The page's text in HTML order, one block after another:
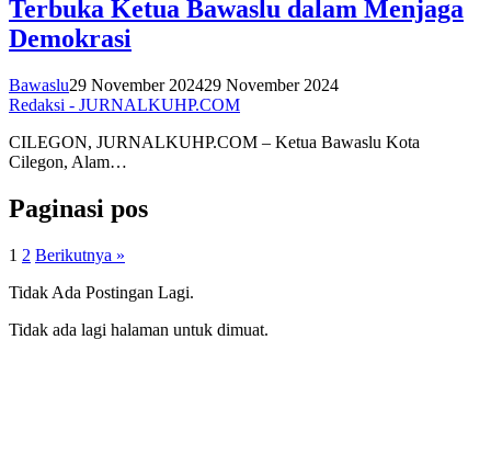
Terbuka Ketua Bawaslu dalam Menjaga
Demokrasi
Bawaslu29 November 202429 November 2024
Redaksi - JURNALKUHP.COM
CILEGON, JURNALKUHP.COM – Ketua Bawaslu Kota
Cilegon, Alam…
Paginasi pos
1 2 Berikutnya »
Tidak Ada Postingan Lagi.
Tidak ada lagi halaman untuk dimuat.